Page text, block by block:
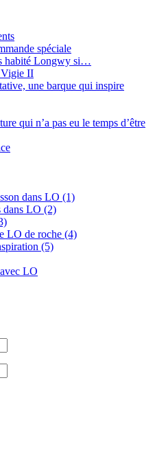
spéciale
habité Longwy si…
II
une barque qui inspire
qui n’a pas eu le temps d’être
dans LO (1)
dans LO (2)
LO de roche (4)
(5)
LO